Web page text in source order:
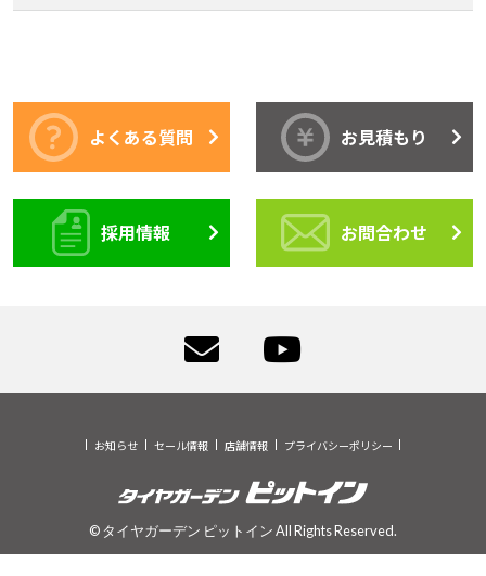
よくある質問 お見積もり
採用情報 お問合わせ
お知らせ セール情報 店舗情報 プライバシーポリシー
© タイヤガーデン ピットイン All Rights Reserved.